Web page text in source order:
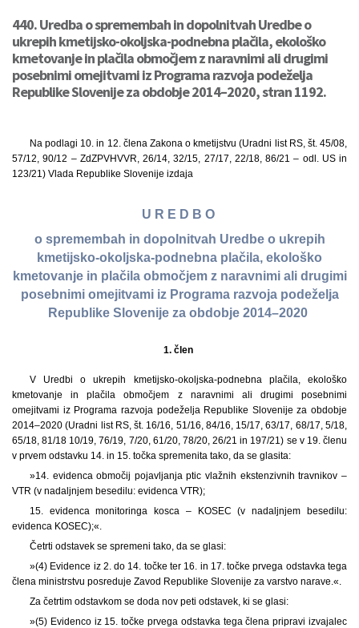
440. Uredba o spremembah in dopolnitvah Uredbe o
ukrepih kmetijsko-okoljska-podnebna plačila, ekološko
kmetovanje in plačila območjem z naravnimi ali drugimi
posebnimi omejitvami iz Programa razvoja podeželja
Republike Slovenije za obdobje 2014–2020, stran 1192.
Na podlagi 10. in 12. člena Zakona o kmetijstvu (Uradni list RS, št. 45/08,
57/12, 90/12 – ZdZPVHVVR, 26/14, 32/15, 27/17, 22/18, 86/21 – odl. US in
123/21) Vlada Republike Slovenije izdaja
U R E D B O
o spremembah in dopolnitvah Uredbe o ukrepih
kmetijsko-okoljska-podnebna plačila, ekološko
kmetovanje in plačila območjem z naravnimi ali drugimi
posebnimi omejitvami iz Programa razvoja podeželja
Republike Slovenije za obdobje 2014–2020
1. člen
V Uredbi o ukrepih kmetijsko-okoljska-podnebna plačila, ekološko
kmetovanje in plačila območjem z naravnimi ali drugimi posebnimi
omejitvami iz Programa razvoja podeželja Republike Slovenije za obdobje
2014–2020 (Uradni list RS, št. 16/16, 51/16, 84/16, 15/17, 63/17, 68/17, 5/18,
65/18, 81/18 10/19, 76/19, 7/20, 61/20, 78/20, 26/21 in 197/21) se v 19. členu
v prvem odstavku 14. in 15. točka spremenita tako, da se glasita:
»14. evidenca območij pojavljanja ptic vlažnih ekstenzivnih travnikov –
VTR (v nadaljnjem besedilu: evidenca VTR);
15. evidenca monitoringa kosca – KOSEC (v nadaljnjem besedilu:
evidenca KOSEC);«.
Četrti odstavek se spremeni tako, da se glasi:
»(4) Evidence iz 2. do 14. točke ter 16. in 17. točke prvega odstavka tega
člena ministrstvu posreduje Zavod Republike Slovenije za varstvo narave.«.
Za četrtim odstavkom se doda nov peti odstavek, ki se glasi:
»(5) Evidenco iz 15. točke prvega odstavka tega člena pripravi izvajalec